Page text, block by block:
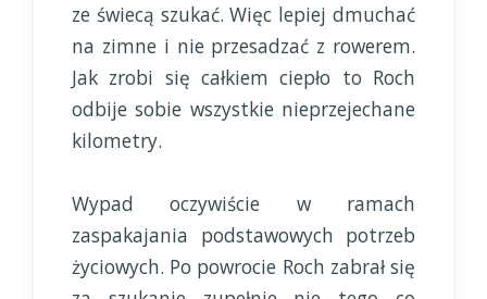
ze świecą szukać. Więc lepiej dmuchać
na zimne i nie przesadzać z rowerem.
Jak zrobi się całkiem ciepło to Roch
odbije sobie wszystkie nieprzejechane
kilometry.
Wypad oczywiście w ramach
zaspakajania podstawowych potrzeb
życiowych. Po powrocie Roch zabrał się